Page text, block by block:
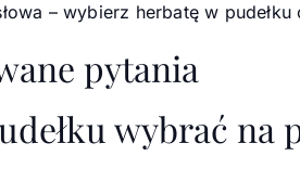
– wybierz herbatę w
pytania
wybrać na